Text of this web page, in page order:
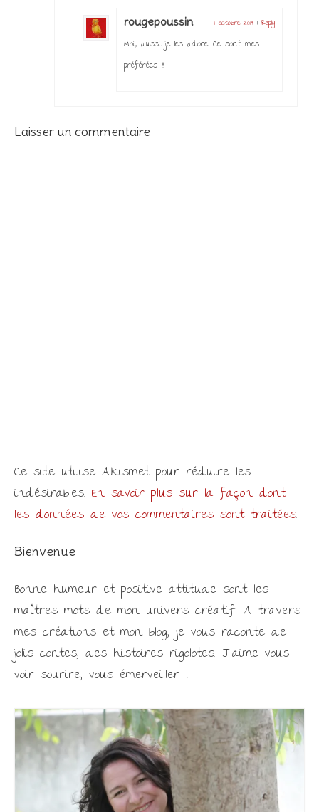
rougepoussin 1 octobre 2014 | Reply
Moi, aussi je les adore. Ce sont mes
préférées !!!
Laisser un commentaire
Ce site utilise Akismet pour réduire les
indésirables. En savoir plus sur la façon dont
les données de vos commentaires sont traitées.
Bienvenue
Bonne humeur et positive attitude sont les
maîtres mots de mon univers créatif. A travers
mes créations et mon blog, je vous raconte de
jolis contes, des histoires rigolotes. J'aime vous
voir sourire, vous émerveiller !